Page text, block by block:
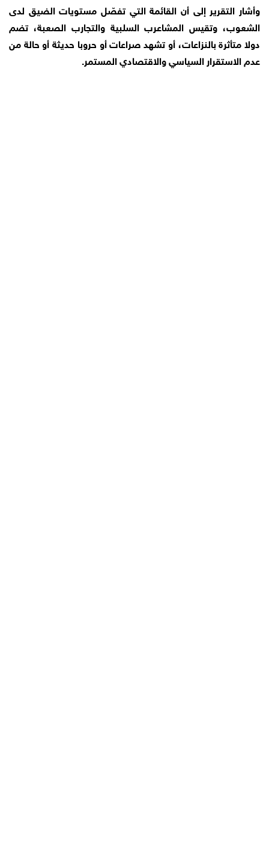
وأشار التقرير إلى أن القائمة التي تفصّل مستويات الضيق لدى
الشعوب، وتقيس المشاعرب السلبية والتجارب الصعبة، تضم
دولا متأثرة بالنزاعات، أو تشهد صراعات أو حروبا حديثة أو حالة من
عدم الاستقرار السياسي والاقتصادي المستمر.